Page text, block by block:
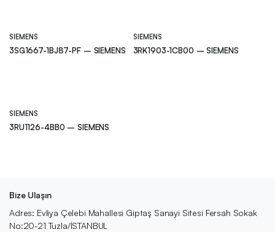
SIEMENS
3SG1667-1BJ87-PF – SIEMENS
SIEMENS
3RK1903-1CB00 – SIEMENS
SIEMENS
3RU1126-4BB0 – SIEMENS
Bize Ulaşın
Adres: Evliya Çelebi Mahallesi Giptaş Sanayi Sitesi Fersah Sokak
No:20-21 Tuzla/İSTANBUL